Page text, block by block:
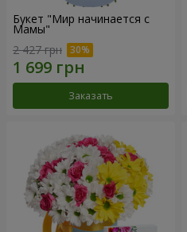
Букет "Мир начинается с
Мамы"
2 427 грн
Заказать